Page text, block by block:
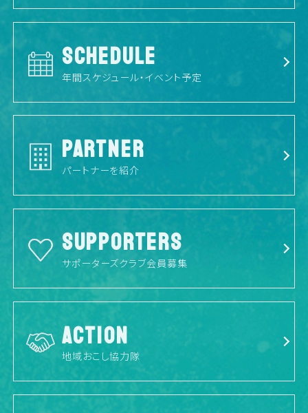
SCHEDULE
年間スケジュール・イベント予定
PARTNER
パートナーを紹介
SUPPORTERS
サポーターズクラブ会員募集
ACTION
地域おこし協力隊